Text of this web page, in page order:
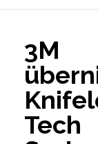
3M
Tech